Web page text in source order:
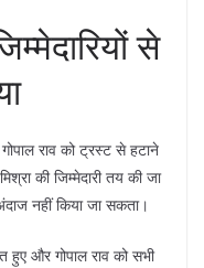
से
राव को ट्रस्ट से हटाने
की जिम्मेदारी तय की जा
नहीं किया जा सकता।
और गोपाल राव को सभी